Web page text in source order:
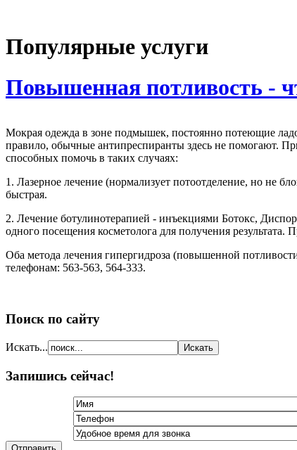
Популярные услуги
Повышенная потливость -
Мокрая одежда в зоне подмышек, постоянно потеющие
правило, обычные антипреспиранты здесь не помогают.
способных помочь в таких случаях:
1. Лазерное лечение (нормализует потоотделение, но не
быстрая.
2. Лечение ботулинотерапией - инъекциями Ботокс,
одного посещения косметолога для получения
Оба метода лечения гипергидроза (повышенной
телефонам: 563-563, 564-333.
Поиск по сайту
Искать...
Запишись сейчас!